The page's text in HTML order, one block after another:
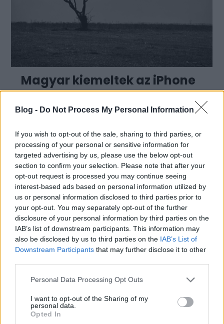
Blog - Do Not Process My Personal Information
If you wish to opt-out of the sale, sharing to third parties, or
processing of your personal or sensitive information for
targeted advertising by us, please use the below opt-out
section to confirm your selection. Please note that after your
opt-out request is processed you may continue seeing
interest-based ads based on personal information utilized by
us or personal information disclosed to third parties prior to
your opt-out. You may separately opt-out of the further
disclosure of your personal information by third parties on the
IAB’s list of downstream participants. This information may
also be disclosed by us to third parties on the IAB’s List of
Downstream Participants that may further disclose it to other
Please note that this website/app uses one or more Google
not limited to your visit or usage behaviour. You may click to
grant or deny consent to Google and its third-party tags to
use your data for below specified purposes in below Google
Personal Data Processing Opt Outs
I want to opt-out of the Sharing of my
personal data.
Opted In
Magyar kiemeltek az iPhone
pályázatán
Az okostelefonok elterjedése az elmúlt másfél
évtizedben gyökeresen megváltoztatta a
fotózást. A fejlett kamerarendszerek és
képszerkesztő alkalmazások révén ma már
bárki képes
Aktuális kiállításaink